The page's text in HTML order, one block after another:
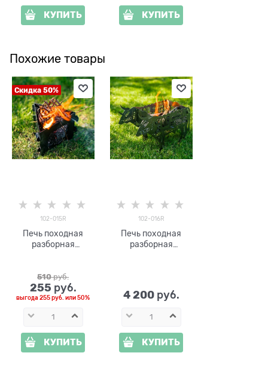
КУПИТЬ КУПИТЬ
Похожие товары
Скидка 50%
102-015R
Печь походная
разборная
510 руб.
255 руб.
выгода255 руб. или50%
КУПИТЬ
102-016R
Печь походная
разборная
4 200 руб.
КУПИТЬ